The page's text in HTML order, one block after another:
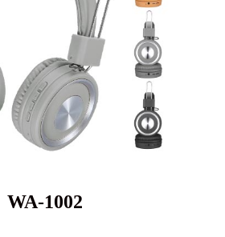
WA-1002